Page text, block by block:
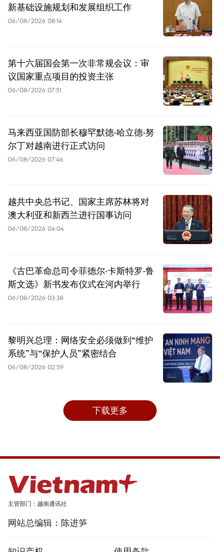
新基础设施规划和发展组织工作
06/08/2026 08:14
第十六届国会第一次非常规会议：审
议国家重点项目的投资主张
06/08/2026 07:51
马来西亚国防部长穆罕默德·哈立德·努
尔丁对越南进行正式访问
06/08/2026 07:46
越共中央总书记、国家主席苏林将对
澳大利亚和新西兰进行国事访问
06/08/2026 04:04
《古巴革命总司令菲德尔·卡斯特罗·鲁
斯文选》新书发布仪式在河内举行
06/08/2026 03:38
黎明兴总理：网络安全必须做到“维护
系统”与“保护人员”紧密结合
06/08/2026 02:59
下载更多
主管部门：越南通讯社
网站总编辑：陈进笋